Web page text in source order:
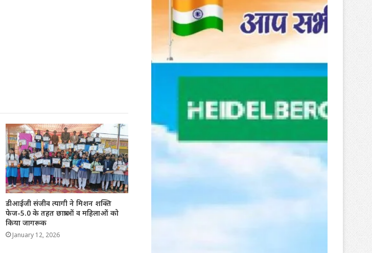
डीआईजी संजीव त्यागी ने मिशन शक्ति
फेज-5.0 के तहत छात्राओं व महिलाओं को
किया जागरूक
January 12, 2026